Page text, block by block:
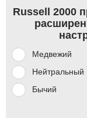
Russell 2000
Медвежий
Нейтральный
Бычий